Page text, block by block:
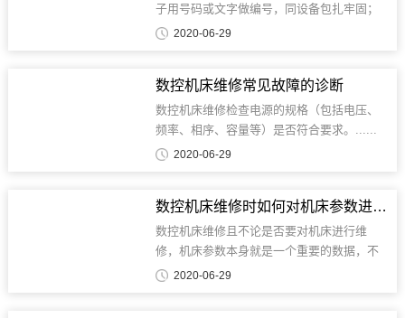
子用号码或文字做编号，同设备包扎牢固；
精密元器件或零星配件拆除，编号后装箱，
2020-06-29
数控机床维修常见故障的诊断
数控机床维修检查电源的规格（包括电压、
频率、相序、容量等）是否符合要求。......
2020-06-29
数控机床维修时如何对机床参数进行准确调节
数控机床维修且不论是否要对机床进行维
修，机床参数本身就是一个重要的数据，不
论是切削深度、主轴转速还是刀具长度都会
2020-06-29